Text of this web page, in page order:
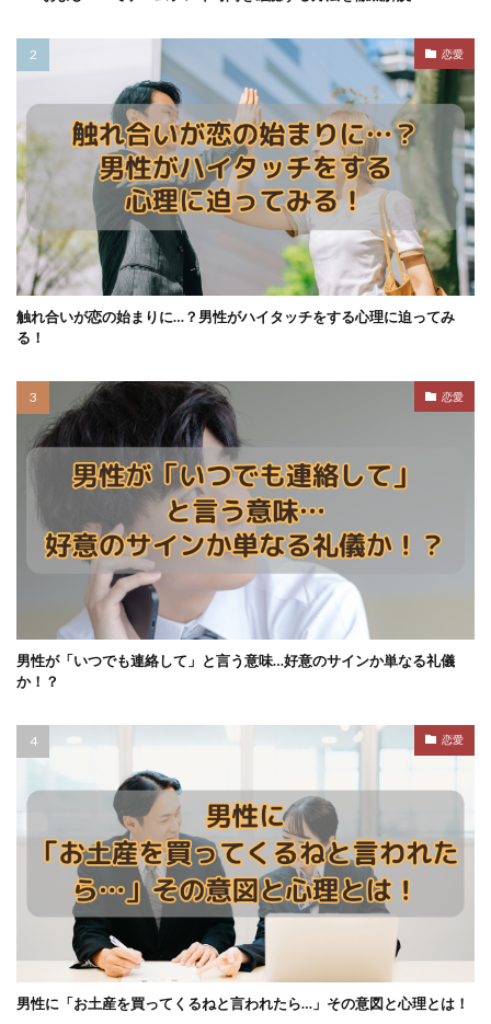
恋愛
触れ合いが恋の始まりに…？男性がハイタッチをする心理に迫ってみ
る！
恋愛
男性が「いつでも連絡して」と言う意味…好意のサインか単なる礼儀
か！？
恋愛
男性に「お土産を買ってくるねと言われたら…」その意図と心理とは！